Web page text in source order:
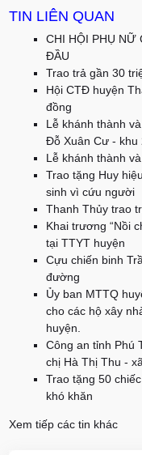
TIN LIÊN QUAN
CHI HỘI PHỤ NỮ
ĐẦU
Trao trả gần 30
Hội CTĐ huyện
đồng
Lễ khánh thành
Đỗ Xuân Cư - khu
Lễ khánh thành
Trao tặng Huy
sinh vì cứu người
Thanh Thủy trao
Khai trương “Nồi
tại TTYT huyện
Cựu chiến binh
đường
Ủy ban MTTQ
cho các hộ xây
huyện.
Công an tỉnh Phú
chị Hà Thị Thu -
Trao tặng 50
khó khăn
Xem tiếp các tin khác